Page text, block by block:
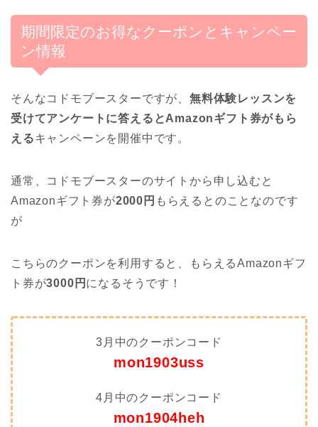
期間限定のお得なクーポンとキャンペー
ン情報
そんなコドモブースターですが、 無料体験レッスンを
受けてアンケートに答えるとAmazonギフト券がもら
えるキャンペーンを開催中です。
通常、コドモブースターのサイトから申し込むと
Amazonギフト券が2000円 もらえるとのことなのです
が
こちらのクーポンを利用すると、もらえるAmazonギフ
ト券が3000円 になるそうです！
3月中のクーポンコード
mon1903uss
4月中のクーポンコード
mon1904heh